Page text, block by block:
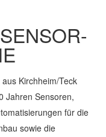
aus Kirchheim/Teck
Jahren Sensoren,
für die
sowie die